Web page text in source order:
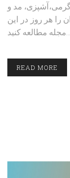
مد و
را هر روز در این
مجله مطالعه کنید…
READ MORE